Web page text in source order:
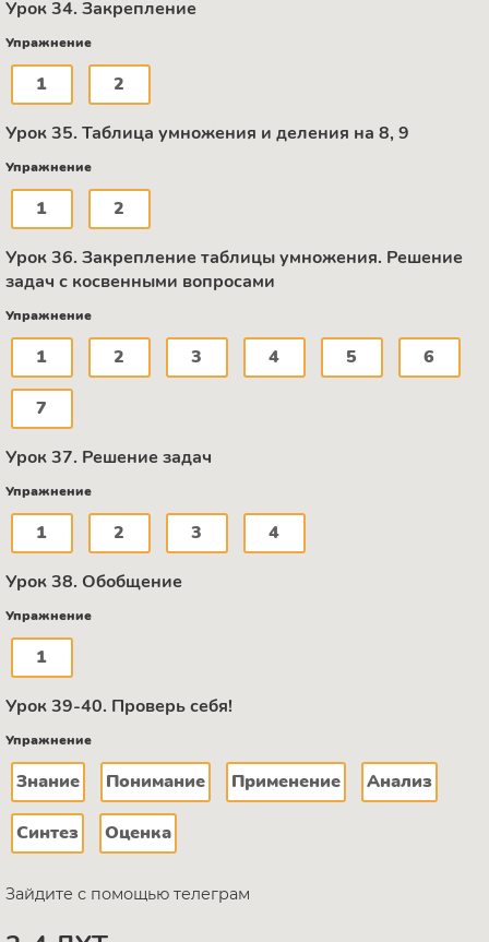
Урок 34. Закрепление
Упражнение
1 2
Урок 35. Таблица умножения и деления на 8, 9
Упражнение
1 2
Урок 36. Закрепление таблицы умножения. Решение
задач с косвенными вопросами
Упражнение
1 2 3 4 5 6
7
Урок 37. Решение задач
Упражнение
1 2 3 4
Урок 38. Обобщение
Упражнение
1
Урок 39-40. Проверь себя!
Упражнение
Знание Понимание Применение Анализ
Синтез Оценка
Зайдите с помощью телеграм